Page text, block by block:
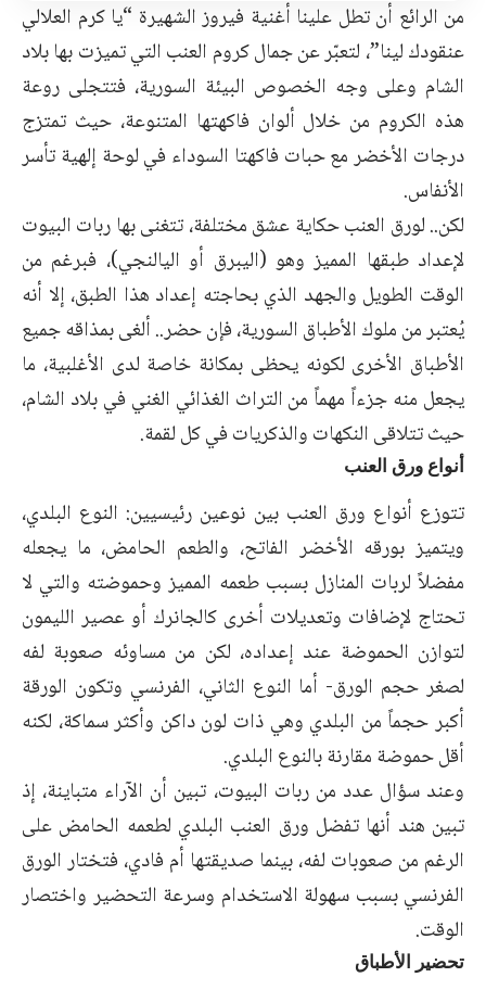
من الرائع أن تطل علينا أغنية فيروز الشهيرة “يا كرم العلالي
عنقودك لينا”، لتعبّر عن جمال كروم العنب التي تميزت بها بلاد
الشام وعلى وجه الخصوص البيئة السورية، فتتجلى روعة
هذه الكروم من خلال ألوان فاكهتها المتنوعة، حيث تمتزج
درجات الأخضر مع حبات فاكهتا السوداء في لوحة إلهية تأسر
الأنفاس.
لكن.. لورق العنب حكاية عشق مختلفة، تتغنى بها ربات البيوت
لإعداد طبقها المميز وهو (اليبرق أو اليالنجي)، فبرغم من
الوقت الطويل والجهد الذي بحاجته إعداد هذا الطبق، إلا أنه
يُعتبر من ملوك الأطباق السورية، فإن حضر.. ألغى بمذاقه جميع
الأطباق الأخرى لكونه يحظى بمكانة خاصة لدى الأغلبية، ما
يجعل منه جزءاً مهماً من التراث الغذائي الغني في بلاد الشام،
حيث تتلاقى النكهات والذكريات في كل لقمة.
أنواع ورق العنب
تتوزع أنواع ورق العنب بين نوعين رئيسيين: النوع البلدي،
ويتميز بورقه الأخضر الفاتح، والطعم الحامض، ما يجعله
مفضلاً لربات المنازل بسبب طعمه المميز وحموضته والتي لا
تحتاج لإضافات وتعديلات أخرى كالجانرك أو عصير الليمون
لتوازن الحموضة عند إعداده، لكن من مساوئه صعوبة لفه
لصغر حجم الورق- أما النوع الثاني، الفرنسي وتكون الورقة
أكبر حجماً من البلدي وهي ذات لون داكن وأكثر سماكة، لكنه
أقل حموضة مقارنة بالنوع البلدي.
وعند سؤال عدد من ربات البيوت، تبين أن الآراء متباينة، إذ
تبين هند أنها تفضل ورق العنب البلدي لطعمه الحامض على
الرغم من صعوبات لفه، بينما صديقتها أم فادي، فتختار الورق
الفرنسي بسبب سهولة الاستخدام وسرعة التحضير واختصار
الوقت.
تحضير الأطباق